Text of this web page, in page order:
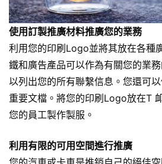
使用訂製推廣材料推廣您的業務
利用您的印刷Logo並將其放在各種
鐵和廣告產品可以作為有關您的業
以列出您的所有聯繫信息。您還可以
重要文檔。將您的印刷Logo放在T
您的員工製作製服。
利用有限的可用空間進行推廣